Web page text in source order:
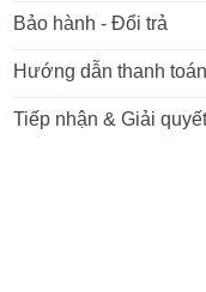
Bảo hành - Đổi trả
Hướng dẫn thanh toán
Tiếp nhận & Giải